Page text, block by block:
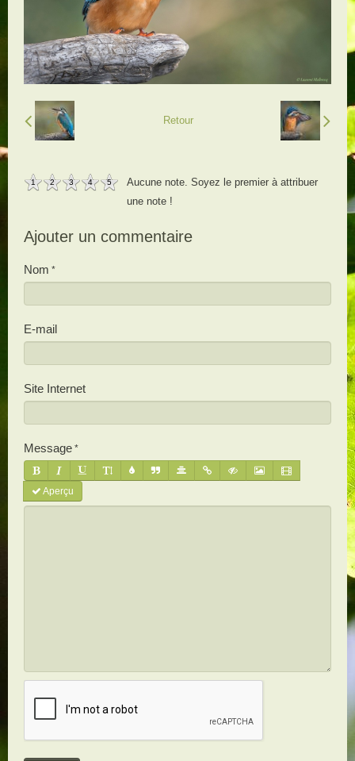
Retour
1 2 3 4 5
Aucune note. Soyez le premier à attribuer
une note !
Ajouter un commentaire
Nom
E-mail
Site Internet
Message
Aperçu